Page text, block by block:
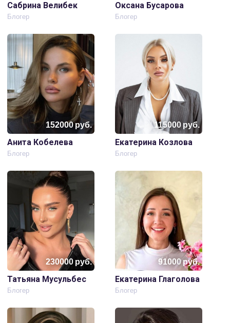
Сабрина Велибек
Блогер
Оксана Бусарова
Блогер
152000руб.
Анита Кобелева
Блогер
115000руб.
Екатерина Козлова
Блогер
230000руб.
Татьяна Мусульбес
Блогер
91000руб.
Екатерина Глаголова
Блогер